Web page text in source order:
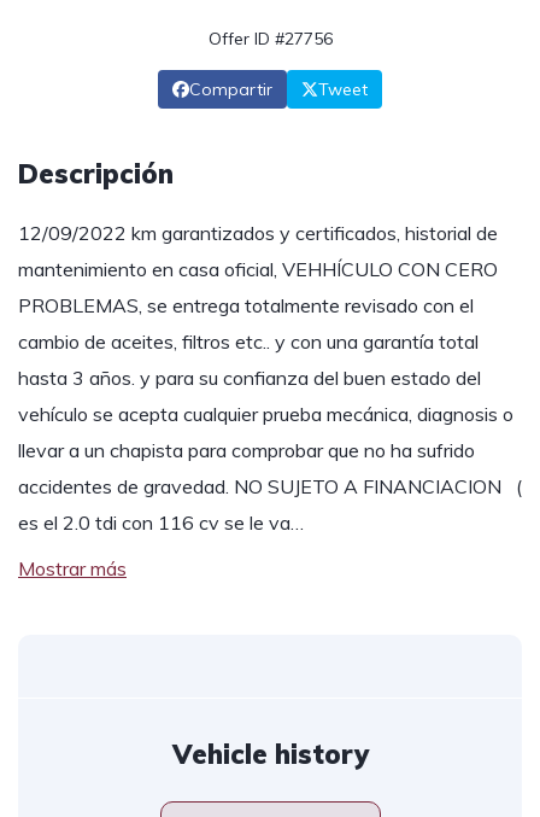
Offer ID #27756
Compartir Tweet
Descripción
12/09/2022 km garantizados y certificados, historial de
mantenimiento en casa oficial, VEHHÍCULO CON CERO
PROBLEMAS, se entrega totalmente revisado con el
cambio de aceites, filtros etc.. y con una garantía total
hasta 3 años. y para su confianza del buen estado del
vehículo se acepta cualquier prueba mecánica, diagnosis o
llevar a un chapista para comprobar que no ha sufrido
accidentes de gravedad. NO SUJETO A FINANCIACION (
es el 2.0 tdi con 116 cv se le va…
Mostrar más
Vehicle history